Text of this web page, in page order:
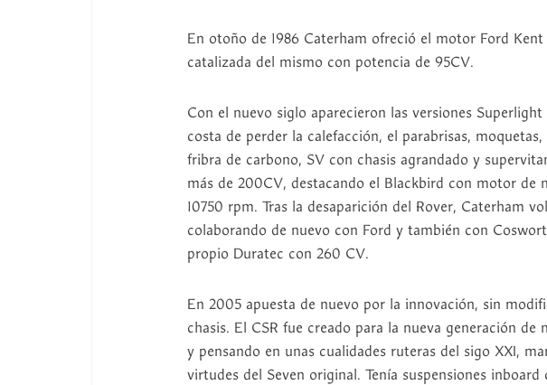
En otoño de 1986 Caterham ofreció el motor Ford
catalizada del mismo con potencia de 95CV.
Con el nuevo siglo aparecieron las versiones
costa de perder la calefacción, el parabrisas,
fribra de carbono, SV con chasis agrandado y
más de 200CV, destacando el Blackbird con motor de
10750 rpm. Tras la desaparición del Rover, Caterham
colaborando de nuevo con Ford y también con
propio Duratec con 260 CV.
En 2005 apuesta de nuevo por la innovación, sin
chasis. El CSR fue creado para la nueva generación
y pensando en unas cualidades ruteras del sigo XXI,
virtudes del Seven original. Tenía suspensiones